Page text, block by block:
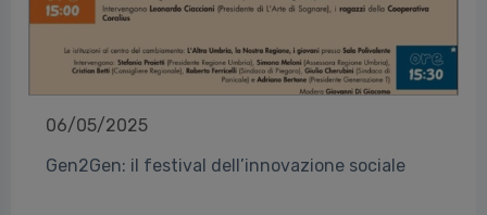
06/05/2025
Gen2Gen: il festival dell’innovazione sociale